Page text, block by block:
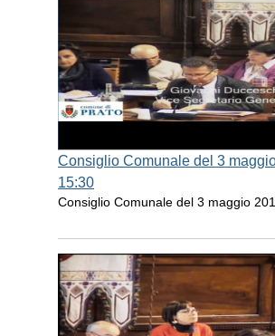
Consiglio Comunale del 3
15:30
Consiglio Comunale del 3 maggio